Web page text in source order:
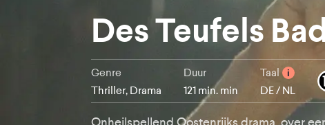
Des Teufels
Genre
Thriller, Drama
Duur
121 min. min
Taal i
DE / NL